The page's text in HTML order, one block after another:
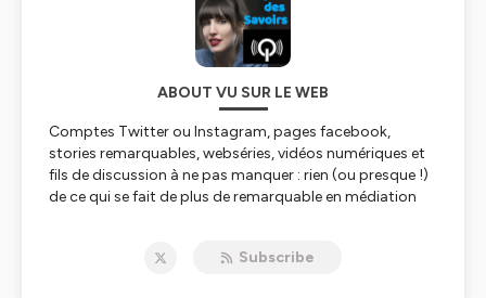
ABOUT VU SUR LE WEB
Comptes Twitter ou Instagram, pages facebook,
stories remarquables, webséries, vidéos numériques et
fils de discussion à ne pas manquer : rien (ou presque !)
de ce qui se fait de plus de remarquable en médiation
Quai des Savoirs - Toulouse Métropole.
Subscribe